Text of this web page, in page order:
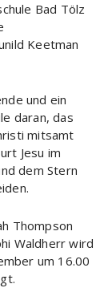
Bad Tölz
Keetman
und ein
daran, das
mitsamt
Jesu im
dem Stern
Thompson
Waldherr wird
um 16.00